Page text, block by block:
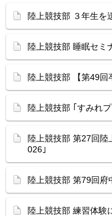
陸上競技部 ３年生を
陸上競技部 睡眠セミ
陸上競技部 【第49回
陸上競技部 ｢すみれ
陸上競技部 第27回陸
026｣
陸上競技部 第79回府
陸上競技部 練習体験